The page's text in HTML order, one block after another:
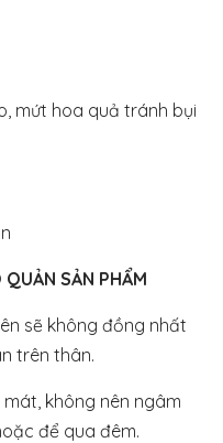
mứt hoa quả tránh bụi
SẢN PHẨM
sẽ không đồng nhất
trên thân.
không nên ngâm
để qua đêm.